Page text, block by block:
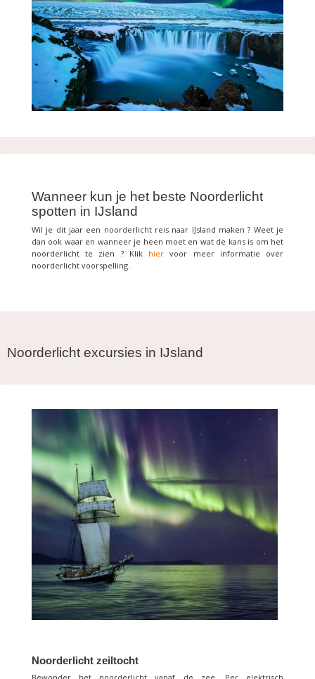
Wanneer kun je het beste Noorderlicht
spotten in IJsland
Wil je dit jaar een noorderlicht reis naar IJsland maken ? Weet je
dan ook waar en wanneer je heen moet en wat de kans is om het
noorderlicht te zien ? Klik hier voor meer informatie over
noorderlicht voorspelling.
Noorderlicht excursies in IJsland
Noorderlicht zeiltocht